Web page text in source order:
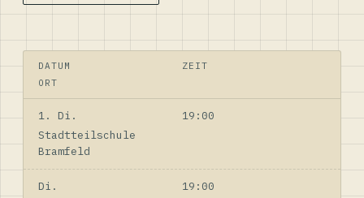
DATUM
ZEIT
ORT
1. Di.
19:00
Stadtteilschule
Bramfeld
Di.
19:00